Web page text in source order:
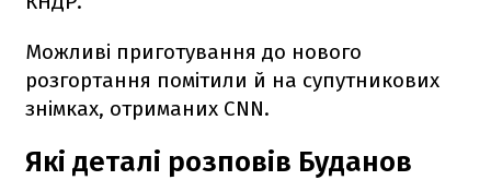
Можливі приготування до нового
розгортання помітили й на супутникових
знімках, отриманих CNN.
Які деталі розповів Буданов